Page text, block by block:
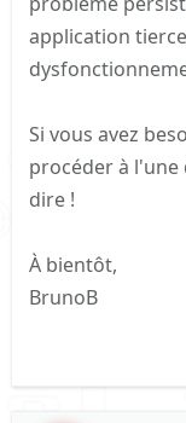
application
Si vous avez
procéder à l'une
dire !
À bientôt,
BrunoB